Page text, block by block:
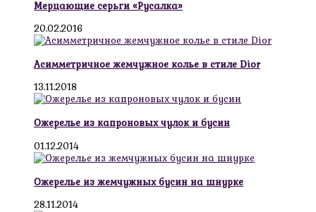
Мерцающие серьги «Русалка»
20.02.2016
Асимметричное жемчужное колье в стиле Dior
13.11.2018
Ожерелье из капроновых чулок и бусин
01.12.2014
Ожерелье из жемчужных бусин на шнурке
28.11.2014